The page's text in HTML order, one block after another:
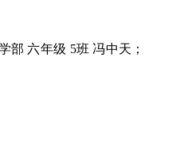
部 六年级 5班 冯中天；